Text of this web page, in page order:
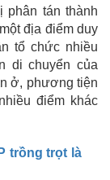
phân tán thành
địa điểm duy
tổ chức nhiều
di chuyển của
ở, phương tiện
điểm khác
trồng trọt là